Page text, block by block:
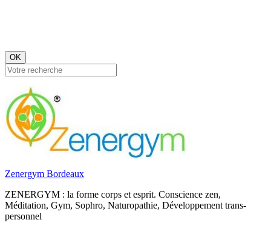
OK
Zenergym Bordeaux
ZENERGYM : la forme corps et esprit. Conscience zen,
Méditation, Gym, Sophro, Naturopathie, Développement trans-
personnel